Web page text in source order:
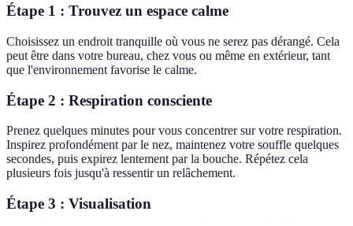
Étape 1 : Trouvez un espace calme
Choisissez un endroit tranquille où vous ne serez pas dérangé. Cela
peut être dans votre bureau, chez vous ou même en extérieur, tant
que l'environnement favorise le calme.
Étape 2 : Respiration consciente
Prenez quelques minutes pour vous concentrer sur votre respiration.
Inspirez profondément par le nez, maintenez votre souffle quelques
secondes, puis expirez lentement par la bouche. Répétez cela
plusieurs fois jusqu'à ressentir un relâchement.
Étape 3 : Visualisation